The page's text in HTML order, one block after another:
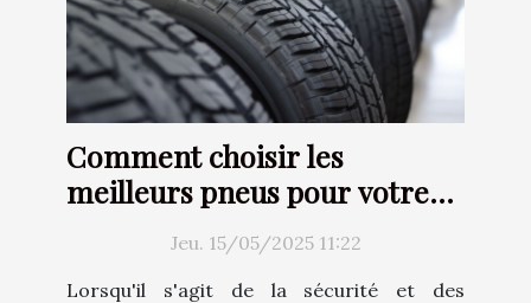
Comment choisir les
meilleurs pneus pour votre
Jeu. 15/05/2025 11:22
Lorsqu'il s'agit de la sécurité et des